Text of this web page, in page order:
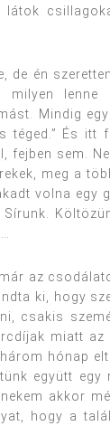
de én
lenne
Mindig
téged.” És itt
fejben sem.
meg a
volna egy
Sírunk.
az
ki, hogy
csakis
miatt
hónap
együtt egy
akkor
hogy a